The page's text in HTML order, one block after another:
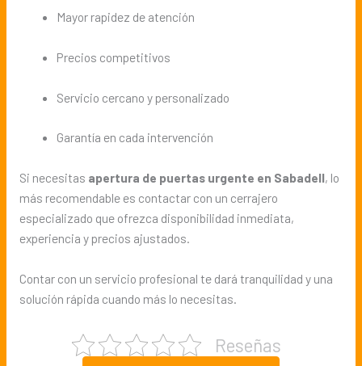
Mayor rapidez de atención
Precios competitivos
Servicio cercano y personalizado
Garantía en cada intervención
Si necesitas apertura de puertas urgente en Sabadell, lo
más recomendable es contactar con un cerrajero
especializado que ofrezca disponibilidad inmediata,
experiencia y precios ajustados.
Contar con un servicio profesional te dará tranquilidad y una
solución rápida cuando más lo necesitas.
Reseñas